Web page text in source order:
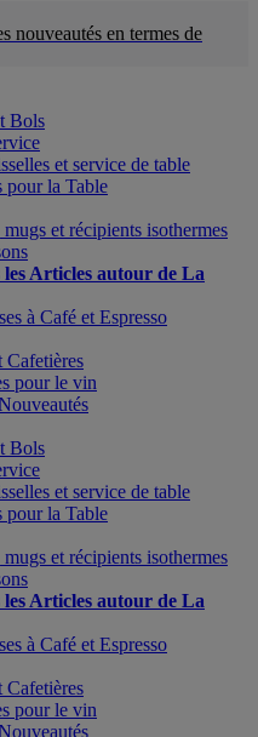
nouveautés en termes de
Bols
et service de table
pour la Table
et récipients isothermes
Articles autour de La
à Café et Espresso
Cafetières
pour le vin
Bols
et service de table
pour la Table
et récipients isothermes
Articles autour de La
à Café et Espresso
Cafetières
pour le vin